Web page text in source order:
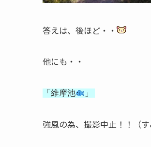
答えは、後ほど・・
他にも・・
「 維摩池 」
強風の為、撮影中止！！（